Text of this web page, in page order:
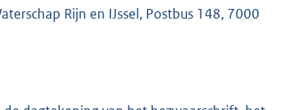
Rijn en IJssel, Postbus 148, 7000